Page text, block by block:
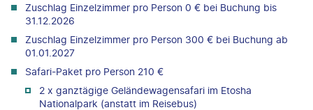
Zuschlag Einzelzimmer pro Person 0 € bei Buchung bis
31.12.2026
Zuschlag Einzelzimmer pro Person 300 € bei Buchung ab
01.01.2027
Safari-Paket pro Person 210 €
2 x ganztägige Geländewagensafari im Etosha
Nationalpark (anstatt im Reisebus)